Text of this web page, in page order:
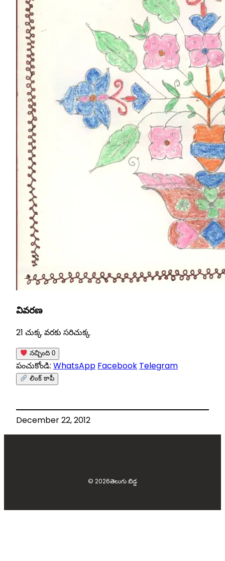
వివరణ
21 చుక్క వరకు సరిచుక్క
నచ్చింది 0
పంచుకోండి: WhatsApp Facebook Telegram
లింక్ కాపీ
December 22, 2012
© 2026తెలుగు బిడ్డ